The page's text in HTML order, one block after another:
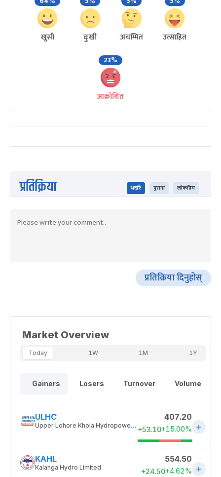
खुसी दुःखी अचम्मित
उत्साहित
23%
आक्रोशित
प्रतिक्रिया भर्खरै पुराना लोकप्रिय
प्रतिक्रिया दिनुहोस्